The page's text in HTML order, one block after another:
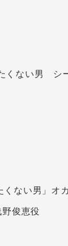
くない男 シ
くない男」オ
俊恵役